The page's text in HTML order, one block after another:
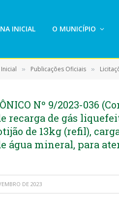
INICIAL O MUNICÍPIO
» Publicações Oficiais »
Nº 9/2023-036
recarga de gás
de 13kg (refil),
água mineral, para
DE 2023